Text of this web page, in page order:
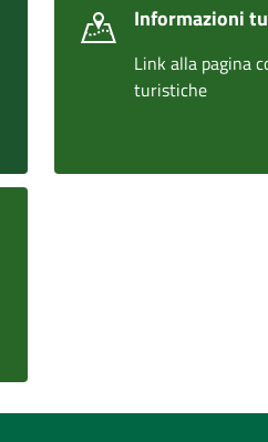
Informazioni
Link alla pagina
turistiche